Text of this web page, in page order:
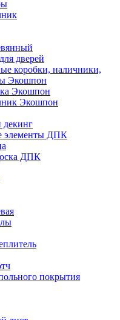
дверей
коробки, наличники,
Экошпон
Экошпон
Экошпон
декинг
элементы ДПК
ДПК
покрытия